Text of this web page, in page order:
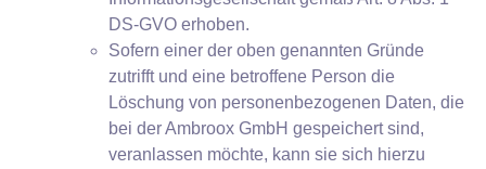
DS-GVO erhoben.
Sofern einer der oben genannten Gründe
zutrifft und eine betroffene Person die
Löschung von personenbezogenen Daten, die
bei der Ambroox GmbH gespeichert sind,
veranlassen möchte, kann sie sich hierzu